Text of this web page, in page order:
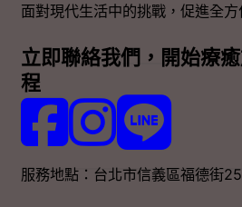
面對現代生活中的挑戰，促進全方
立即聯絡我們，開始療
程
Follow us on Facebook
Follow us onFollow us
服務地點：台北市信義區福德街